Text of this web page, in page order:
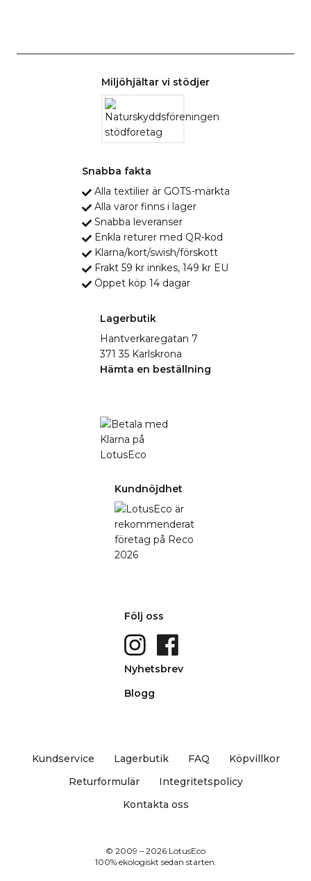
Miljöhjältar vi stödjer
Snabba fakta
Alla textilier är GOTS-märkta
Alla varor finns i lager
Snabba leveranser
Enkla returer med QR-kod
Klarna/kort/swish/förskott
Frakt 59 kr inrikes, 149 kr EU
Öppet köp 14 dagar
Lagerbutik
Hantverkaregatan 7
371 35 Karlskrona
Hämta en beställning
Kundnöjdhet
Följ oss
Nyhetsbrev
Blogg
Kundservice Lagerbutik FAQ
Köpvillkor
Returformulär
Integritetspolicy
Kontakta oss
© 2009 – 2026 LotusEco
100% ekologiskt sedan starten.